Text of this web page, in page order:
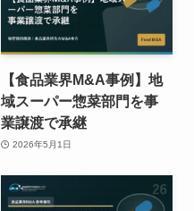
【食品業界M&A事例】地
域スーパー惣菜部門を事
業譲渡で承継
2026年5月1日